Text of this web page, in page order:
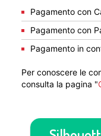
Pagamento con
Pagamento con
Pagamento in
Per conoscere le
consulta la pagina "